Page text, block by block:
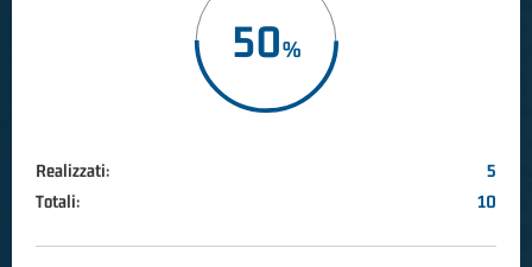
50
Realizzati:
5
Totali:
10